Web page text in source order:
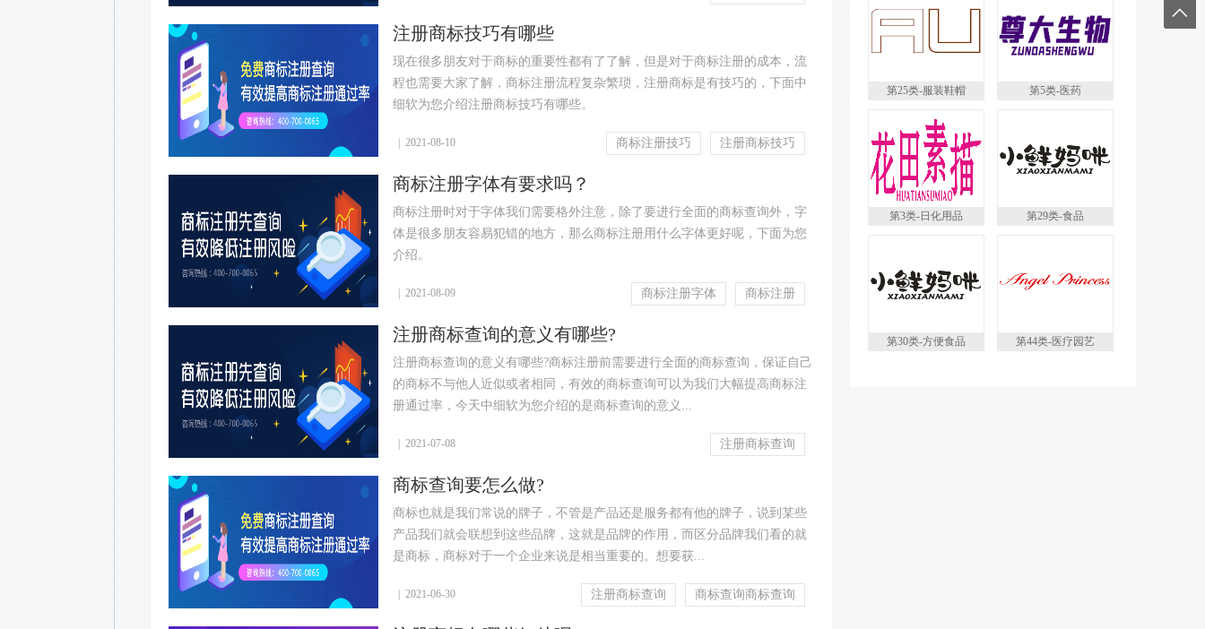
注册商标技巧有哪些
现在很多朋友对于商标的重要性都有了了解，但是对于商标注册的成本，流
程也需要大家了解，商标注册流程复杂繁琐，注册商标是有技巧的，下面中
细软为您介绍注册商标技巧有哪些。
2021-08-10 注册商标技巧
商标注册技巧
商标注册字体有要求吗？
商标注册时对于字体我们需要格外注意，除了要进行全面的商标查询外，字
体是很多朋友容易犯错的地方，那么商标注册用什么字体更好呢，下面为您
介绍。
2021-08-09 商标注册
商标注册字体
注册商标查询的意义有哪些?
注册商标查询的意义有哪些?商标注册前需要进行全面的商标查询，保证自己
的商标不与他人近似或者相同，有效的商标查询可以为我们大幅提高商标注
册通过率，今天中细软为您介绍的是商标查询的意义...
2021-07-08 注册商标查询
商标查询要怎么做?
商标也就是我们常说的牌子，不管是产品还是服务都有他的牌子，说到某些
产品我们就会联想到这些品牌，这就是品牌的作用，而区分品牌我们看的就
是商标，商标对于一个企业来说是相当重要的。想要获...
2021-06-30 商标查询商标查询
注册商标查询
第25类-服装鞋帽 第5类-医药
第3类-日化用品 第29类-食品
第30类-方便食品 第44类-医疗园艺
6